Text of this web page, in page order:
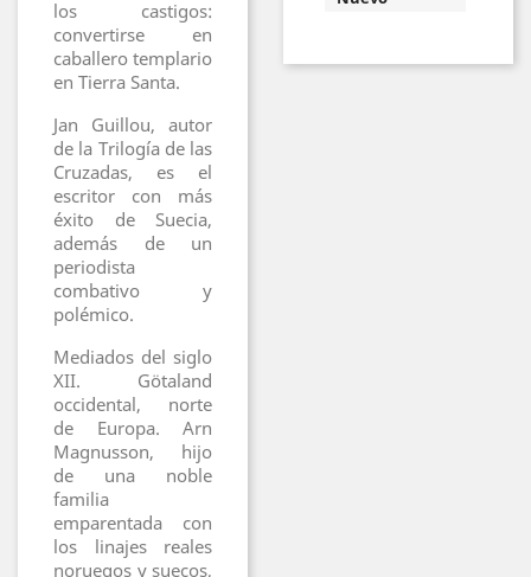
los castigos:
convertirse en
caballero templario
en Tierra Santa.
Jan Guillou, autor
de la Trilogía de las
Cruzadas, es el
escritor con más
éxito de Suecia,
además de un
periodista
combativo y
polémico.
Mediados del siglo
XII. Götaland
occidental, norte
de Europa. Arn
Magnusson, hijo
de una noble
familia
emparentada con
los linajes reales
noruegos y suecos,